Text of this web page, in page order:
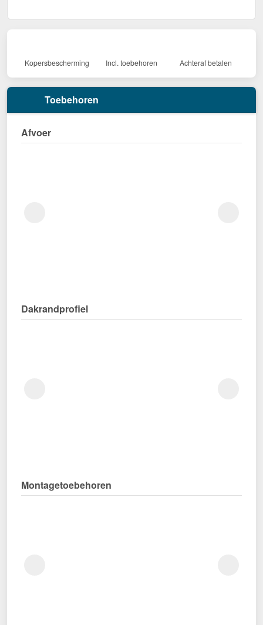
Kopersbescherming Incl. toebehoren Achteraf betalen
Toebehoren
Afvoer
Dakrandprofiel
Montagetoebehoren